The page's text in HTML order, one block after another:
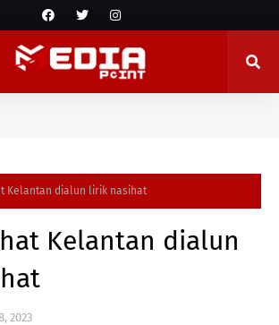
Kelantan dialun lirik nasihat
Kelantan dialun
2023